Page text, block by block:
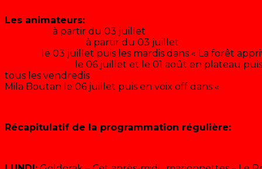
Les animateurs:
à partir du 03 juillet
à partir du 03 juillet
le 03 juillet puis les mardis dans « La forêt
le 06 juillet et le 01 août en plateau
tous les vendredis
Mila Boutan le 06 juillet puis en voix off dans «
Récapitulatif de la programmation régulière: